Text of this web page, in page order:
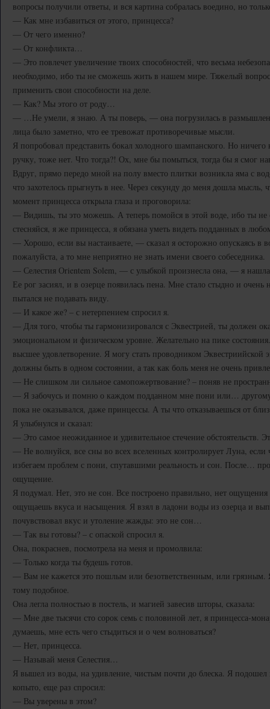
вопросы получили ответы, и вся картина собралась воедино, но
— Как мне избавиться от этого, принцесса?
— От чего именно?
— От конфликта…
— Это повлечет увеличение твоих способностей, что весьма
необходимо, ибо ты не сможешь жить в нашем мире. Тяжелый
применить свои способности на деле.
— Как? Мы этого от роду…
— …Не умели, я знаю. А ты поверь, — она погрузилась в
лица было заметно, что ее тревожат противоречивые мысли.
Я попробовал представить бокал холодного шампанского. Но
ручку, тоже нет. Что тогда?! Ох, мне бы помыться, тогда бы я смог
Вдруг, прямо передо мной на полу вместо плитки возникла яма с
что захотелось прыгнуть в нее. Через секунду до меня дошла мысль,
момент принцесса открыла глаза и проговорила:
— Видишь, ты это можешь. А теперь помойся в этой воде, ибо ты
стесняйся, я же принцесса, я обязана уметь видеть подданных в
— Хорошо, если вы настаиваете, — сказал я осторожно опускаясь в
пожалуйста, а то мне неприятно не знать имени своего собеседника.
— Селестия Оrientem Solem, — с улыбкой произнесла она, — я
Ее рог засиял, и в озерце появилась пена. Мне стало стыдно и очень
пытался не подавать виду.
— И какое же? – с нетерпением спросил я.
— Для того, чтобы ты гармонизировался с Эквестрией, ты должен
эмоциональном и физическом уровне. Желательно на пике
высшее удовлетворение. Я могу стать проводником Эквестриийской
должны быть в одном состоянии, а так как боль меня не очень
— Не слишком ли сильное самопожертвование? – поняв не
— Я забочусь и помню о каждом подданном мне пони или… другому
пока не оказывался, даже принцессы. А ты что отказываешься от
Я улыбнулся и сказал:
— Это самое неожиданное и удивительное стечение обстоятельств.
— Не волнуйся, все сны во всех вселенных контролирует Луна,
избегаем проблем с пони, спутавшими реальность и сон. После…
ощущение.
Я подумал. Нет, это не сон. Все построено правильно, нет
ощущаешь вкуса и насыщения. Я взял в ладони воды из озерца и
почувствовал вкус и утоление жажды: это не сон…
— Так вы готовы? – с опаской спросил я.
Она, покраснев, посмотрела на меня и промолвила:
— Только когда ты будешь готов.
— Вам не кажется это пошлым или безответственным, или грязным.
тому подобное.
Она легла полностью в постель, и магией завесив шторы, сказала:
— Мне две тысячи сто сорок семь с половиной лет, я принцесса-
думаешь, мне есть чего стыдиться и о чем волноваться?
— Нет, принцесса.
— Называй меня Селестия…
Я вышел из воды, на удивление, чистым почти до блеска. Я подошел
копыто, еще раз спросил:
— Вы уверены в этом?